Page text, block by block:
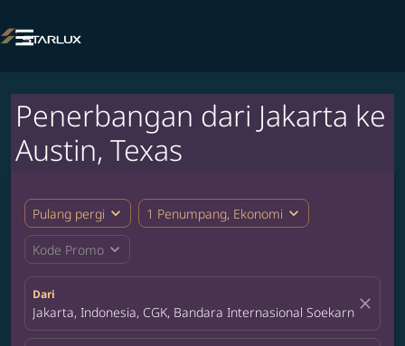

Penerbangan dari Jakarta ke
Austin, Texas
Pulang pergi expand_more 1 Penumpang, Ekonomi expand_more
Kode Promo expand_more
Dari
Jakarta, Indonesia, CGK, Bandara Internasional Soekarno-Hatta
close